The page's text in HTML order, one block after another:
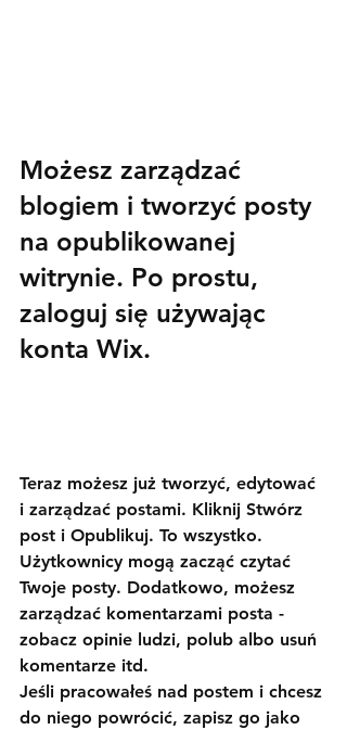
Możesz zarządzać
blogiem i tworzyć posty
na opublikowanej
witrynie. Po prostu,
zaloguj się używając
konta Wix.
Teraz możesz już tworzyć, edytować
i zarządzać postami. Kliknij Stwórz
post i Opublikuj. To wszystko.
Użytkownicy mogą zacząć czytać
Twoje posty. Dodatkowo, możesz
zarządzać komentarzami posta -
zobacz opinie ludzi, polub albo usuń
komentarze itd.
Jeśli pracowałeś nad postem i chcesz
do niego powrócić, zapisz go jako